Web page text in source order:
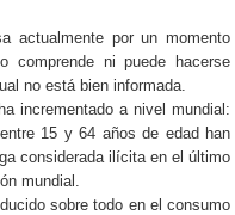
por un momento
ni puede hacerse
no está bien informada.
incrementado a nivel mundial:
15 y 64 años de edad han
considerada ilícita en el último
mundial.
sobre todo en el consumo